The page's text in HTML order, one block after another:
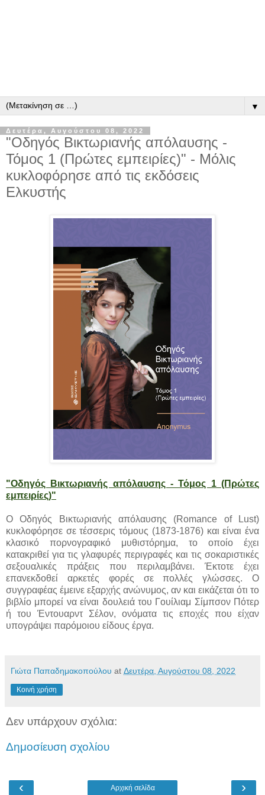
▼
Δευτέρα, Αυγούστου 08, 2022
"Οδηγός Βικτωριανής απόλαυσης -
Τόμος 1 (Πρώτες εμπειρίες)" - Μόλις
κυκλοφόρησε από τις εκδόσεις
Ελκυστής
"Οδηγός Βικτωριανής απόλαυσης - Τόμος 1 (Πρώτες
εμπειρίες)"
Ο Οδηγός Βικτωριανής απόλαυσης (Romance of Lust)
κυκλοφόρησε σε τέσσερις τόμους (1873-1876) και είναι ένα
κλασικό πορνογραφικό μυθιστόρημα, το οποίο έχει
κατακριθεί για τις γλαφυρές περιγραφές και τις σοκαριστικές
σεξουαλικές πράξεις που περιλαμβάνει. Έκτοτε έχει
επανεκδοθεί αρκετές φορές σε πολλές γλώσσες. Ο
συγγραφέας έμεινε εξαρχής ανώνυμος, αν και εικάζεται ότι το
βιβλίο μπορεί να είναι δουλειά του Γουίλιαμ Σίμπσον Πότερ
ή του Έντουαρντ Σέλον, ονόματα τις εποχές που είχαν
υπογράψει παρόμοιου είδους έργα.
Γιώτα Παπαδημακοπούλου at Δευτέρα, Αυγούστου 08, 2022
Κοινή χρήση
Δεν υπάρχουν σχόλια:
Δημοσίευση σχολίου
‹ ›
Αρχική σελίδα